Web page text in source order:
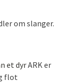
om slanger.
et dyrARK er
flot